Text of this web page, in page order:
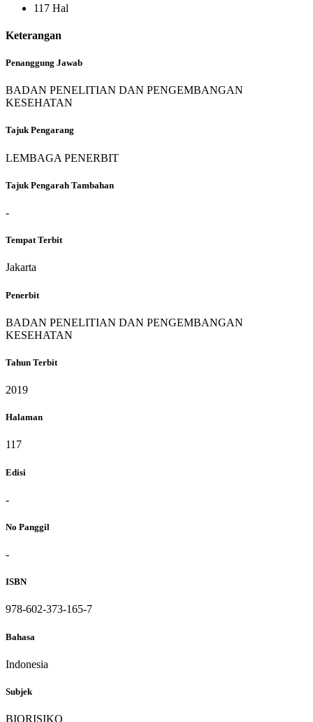
117 Hal
Keterangan
Penanggung Jawab
BADAN PENELITIAN DAN PENGEMBANGAN
KESEHATAN
Tajuk Pengarang
LEMBAGA PENERBIT
Tajuk Pengarah Tambahan
-
Tempat Terbit
Jakarta
Penerbit
BADAN PENELITIAN DAN PENGEMBANGAN
KESEHATAN
Tahun Terbit
2019
Halaman
117
Edisi
-
No Panggil
-
ISBN
978-602-373-165-7
Bahasa
Indonesia
Subjek
BIORISIKO